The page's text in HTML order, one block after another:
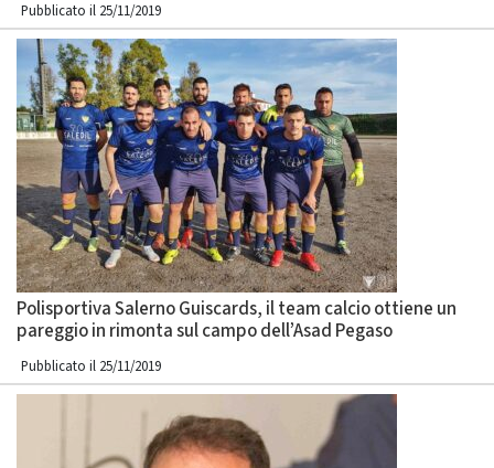
Pubblicato il 25/11/2019
Polisportiva Salerno Guiscards, il team calcio ottiene un
pareggio in rimonta sul campo dell’Asad Pegaso
Pubblicato il 25/11/2019